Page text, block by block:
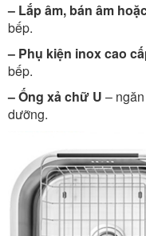
– Lắp âm, bán âm
bếp.
– Phụ kiện inox cao
bếp.
– Ống xả chữ U –
dưỡng.